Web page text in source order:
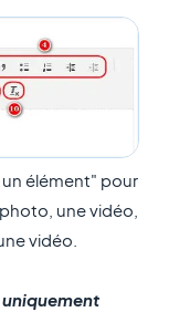
élément" pour
une vidéo,
vidéo.
uniquement